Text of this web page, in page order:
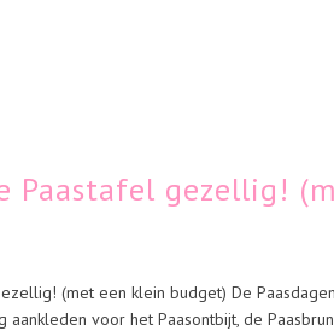
Paastafel gezellig!
(met een klein budget) De
voor het Paasontbijt, de